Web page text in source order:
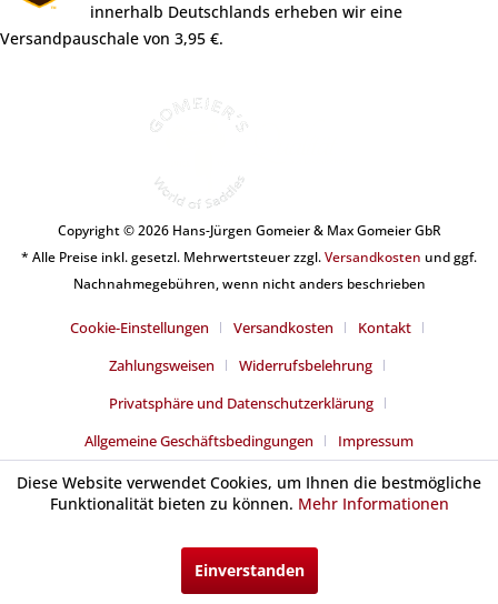
innerhalb Deutschlands erheben wir eine
Versandpauschale von 3,95 €.
Copyright © 2026 Hans-Jürgen Gomeier & Max Gomeier GbR
* Alle Preise inkl. gesetzl. Mehrwertsteuer zzgl.Versandkosten und ggf.
Nachnahmegebühren, wenn nicht anders beschrieben
Cookie-Einstellungen Versandkosten
Kontakt
Zahlungsweisen
Widerrufsbelehrung
Privatsphäre und Datenschutzerklärung
Allgemeine Geschäftsbedingungen
Impressum
Diese Website verwendet Cookies, um Ihnen die bestmögliche
Funktionalität bieten zu können. Mehr Informationen
Einverstanden